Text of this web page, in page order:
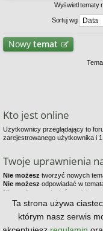
Wyświetl tematy
Sortuj wg
Nowy temat
Kto jest online
Użytkownicy przeglądający to
zarejestrowanego użytkownika i
Twoje uprawnienia
Nie możesz tworzyć nowych
Nie możesz odpowiadać w
Nie możesz
zmieniać swoich
Nie możeszusuwać swoich
dodawać załączników
Strona główna
Ta strona używa
którym nasz serwis